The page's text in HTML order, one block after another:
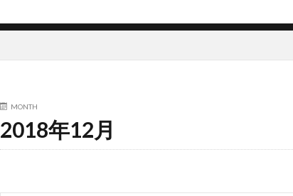
MONTH
2018年12月